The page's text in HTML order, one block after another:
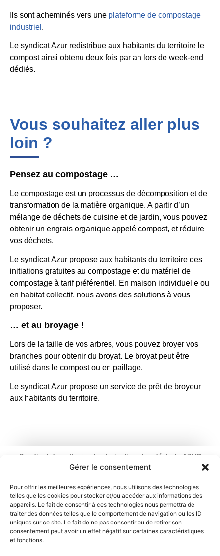
Gérer le consentement
Pour offrir les meilleures expériences, nous utilisons des technologies
telles que les cookies pour stocker et/ou accéder aux informations des
appareils. Le fait de consentir à ces technologies nous permettra de
traiter des données telles que le comportement de navigation ou les ID
uniques sur ce site. Le fait de ne pas consentir ou de retirer son
consentement peut avoir un effet négatif sur certaines caractéristiques
et fonctions.
Ils sont acheminés vers une plateforme de compostage
industriel .
Le syndicat Azur redistribue aux habitants du territoire le
compost ainsi obtenu deux fois par an lors de week-end
dédiés.
Vous souhaitez aller plus
loin ?
Pensez au compostage …
Le compostage est un processus de décomposition et de
transformation de la matière organique. A partir d’un
mélange de déchets de cuisine et de jardin, vous pouvez
obtenir un engrais organique appelé compost, et réduire
vos déchets.
Le syndicat Azur propose aux habitants du territoire des
initiations gratuites au compostage et du matériel de
compostage à tarif préférentiel. En maison individuelle ou
en habitat collectif, nous avons des solutions à vous
proposer.
… et au broyage !
Lors de la taille de vos arbres, vous pouvez broyer vos
branches pour obtenir du broyat. Le broyat peut être
utilisé dans le compost ou en paillage.
Le syndicat Azur propose un service de prêt de broyeur
aux habitants du territoire.
Syndicat de collecte et valorisation des déchets AZUR
Ouverture : du lundi au vendredi
2 rue du Chemin Vert – 95100 Argenteuil
01 34 11 70 31
Mentions légales Politique de cookies
Déclaration de confidentialité